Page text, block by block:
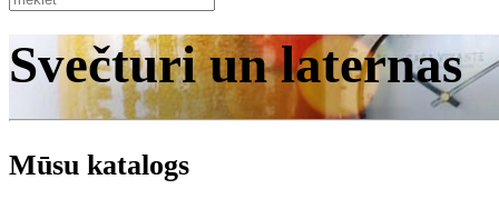
Svečturi un laternas
Mūsu katalogs